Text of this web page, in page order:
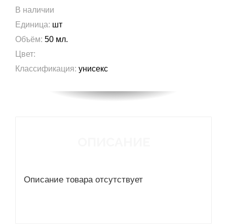
В наличии
Единица: шт
Объём: 50 мл.
Цвет:
Классификация: унисекс
Описание товара отсутствует